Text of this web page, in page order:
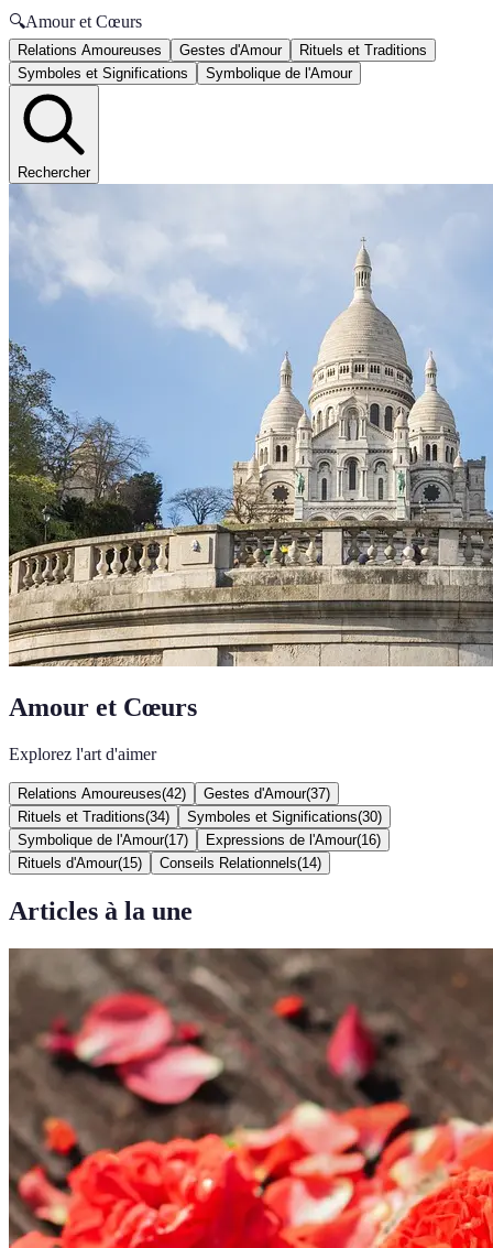
🔍Amour et Cœurs
Relations Amoureuses Gestes d'Amour
Rituels et Traditions
Symboles et Significations
Symbolique de l'Amour
Rechercher
Amour et Cœurs
Explorez l'art d'aimer
Relations Amoureuses(42) Gestes d'Amour(37)
Rituels et Traditions(34) Symboles et Significations(30)
Symbolique de l'Amour(17) Expressions de l'Amour(16)
Rituels d'Amour(15) Conseils Relationnels(14)
Articles à la une